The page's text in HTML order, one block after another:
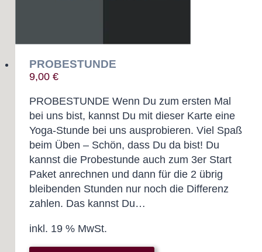
PROBESTUNDE
9,00€
PROBESTUNDE Wenn Du zum ersten Mal
bei uns bist, kannst Du mit dieser Karte eine
Yoga-Stunde bei uns ausprobieren. Viel Spaß
beim Üben – Schön, dass Du da bist! Du
kannst die Probestunde auch zum 3er Start
Paket anrechnen und dann für die 2 übrig
bleibenden Stunden nur noch die Differenz
zahlen. Das kannst Du…
inkl. 19 % MwSt.